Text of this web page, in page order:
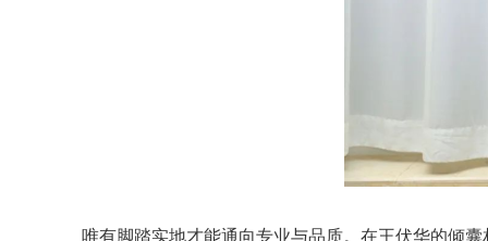
唯有脚踏实地才能通向专业与品质。在王伏华的倾